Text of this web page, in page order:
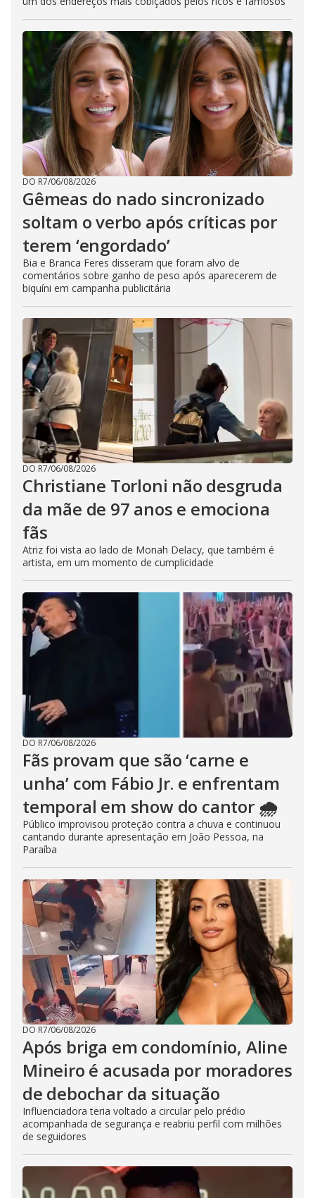
DO R7/06/08/2026
Gêmeas do nado sincronizado
soltam o verbo após críticas por
terem ‘engordado’
Bia e Branca Feres disseram que foram alvo de
comentários sobre ganho de peso após aparecerem de
biquíni em campanha publicitária
DO R7/06/08/2026
Christiane Torloni não desgruda
da mãe de 97 anos e emociona
fãs
Atriz foi vista ao lado de Monah Delacy, que também é
artista, em um momento de cumplicidade
DO R7/06/08/2026
Fãs provam que são ‘carne e
unha’ com Fábio Jr. e enfrentam
temporal em show do cantor 🌧️
Público improvisou proteção contra a chuva e continuou
cantando durante apresentação em João Pessoa, na
Paraíba
DO R7/06/08/2026
Após briga em condomínio, Aline
Mineiro é acusada por moradores
de debochar da situação
Influenciadora teria voltado a circular pelo prédio
acompanhada de segurança e reabriu perfil com milhões
de seguidores